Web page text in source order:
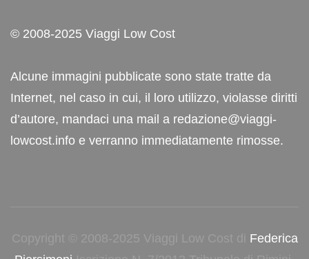
© 2008-2025 Viaggi Low Cost
Alcune immagini pubblicate sono state tratte da
Internet, nel caso in cui, il loro utilizzo, violasse diritti
d’autore, mandaci una mail a redazione@viaggi-
lowcost.info e verranno immediatamente rimosse.
Copyright © 2008-2025 Viaggi Low Cost di Federica